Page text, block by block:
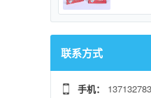
联系方式
手机：